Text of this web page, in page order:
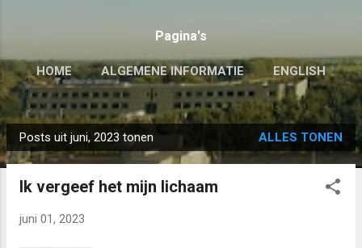
Pagina's
HOME ALGEMENE INFORMATIE ENGLISH
MEER… GAME
P
o
Posts uit juni, 2023 tonen ALLES TONEN
Ik vergeef het mijn lichaam
juni 01, 2023